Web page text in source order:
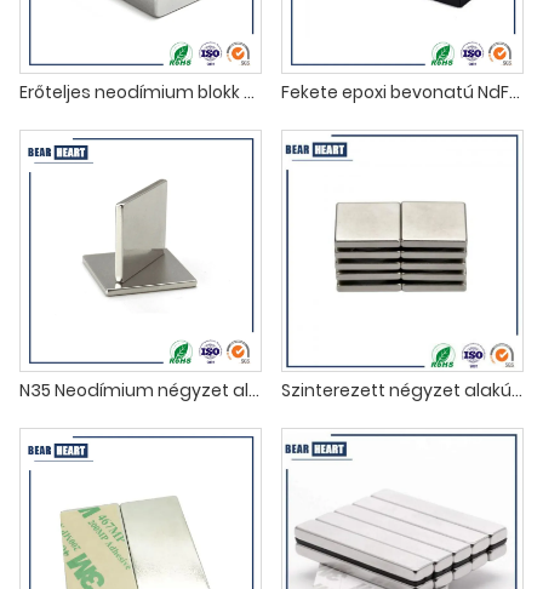
Erőteljes neodímium blokk mágnesek 50X25X10mm Fekete epoxi bevonatú NdFeB blokkmágnesek
N35 Neodímium négyzet alakú mágnesek nagykereskedelme Szinterezett négyzet alakú neodímium mágnesek